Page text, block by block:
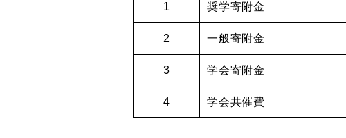
1 奨学寄附金
2 一般寄附金
3 学会寄附金
4 学会共催費